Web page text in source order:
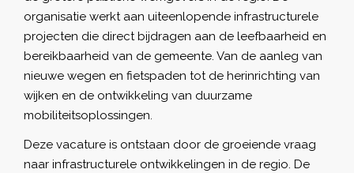
organisatie werkt aan uiteenlopende infrastructurele
projecten die direct bijdragen aan de leefbaarheid en
bereikbaarheid van de gemeente. Van de aanleg van
nieuwe wegen en fietspaden tot de herinrichting van
wijken en de ontwikkeling van duurzame
mobiliteitsoplossingen.
Deze vacature is ontstaan door de groeiende vraag
naar infrastructurele ontwikkelingen in de regio. De